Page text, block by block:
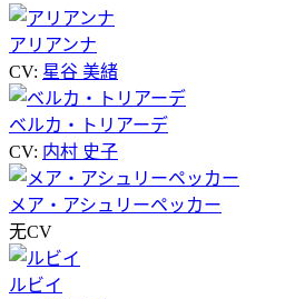
アリアンナ
CV: 星谷 美緒
ベルカ・トリアーデ
CV: 内村 史子
メア・アシュリーペッカー
无CV
ルビイ